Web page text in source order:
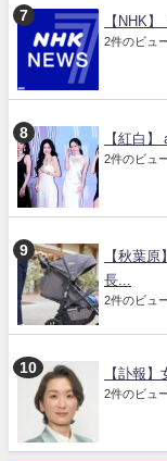
【NHK
2件のビュ
【紅白
2件のビュ
【秋葉
長...
2件のビュ
【訃報
2件のビュ